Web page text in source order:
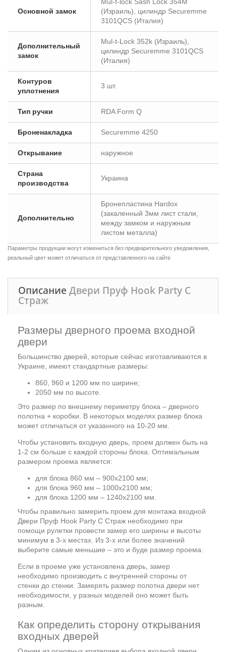
Основной замок
(Израиль), цилиндр Securemme
3101QCS (Италия)
Дополнительный
замок
Mul-t-Lock 352k (Израиль),
цилиндр Securemme 3101QCS
(Италия)
Контуров
уплотнения
3 шт.
Тип ручки RDA Form Q
Броненакладка Securemme 4250
Открывание наружное
Страна
производства
Украина
Дополнительно
Бронепластина Hardox
(закаленный 3мм лист стали,
между замком и наружным
листом металла)
Параметры продукции могут измениться без предварительного уведомления,
реальный цвет может отличаться от представленного на сайте
Описание Двери Пруф Hook Party C
Страж
Размеры дверного проема входной
двери
Большинство дверей, которые сейчас изготавливаются в
Украине, имеют стандартные размеры:
860, 960 и 1200 мм по ширине;
2050 мм по высоте.
Это размер по внешнему периметру блока – дверного
полотна + коробки. В некоторых моделях размер блока
может отличаться от указанного на 10-20 мм.
Чтобы установить входную дверь, проем должен быть на
1-2 см больше с каждой стороны блока. Оптимальным
размером проема является:
для блока 860 мм – 900х2100 мм;
для блока 960 мм – 1000х2100 мм;
для блока 1200 мм – 1240х2100 мм.
Чтобы правильно замерить проем для монтажа входной
Двери Пруф Hook Party C Страж необходимо при
помощи рулетки провести замер его ширины и высоты
минимум в 3-х местах. Из 3-х или более значений
выберите самые меньшие – это и буде размер проема.
Если в проеме уже установлена дверь, замер
необходимо производить с внутренней стороны от
стенки до стенки. Замерять размер полотна двери нет
необходимости, у разных моделей оно может быть
разным.
Как определить сторону открывания
входных дверей